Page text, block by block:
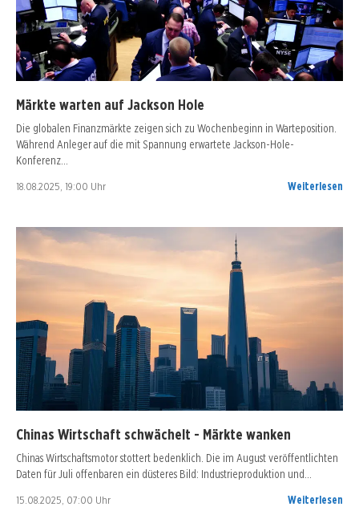
Märkte warten auf Jackson Hole
Die globalen Finanzmärkte zeigen sich zu Wochenbeginn in Warteposition.
Während Anleger auf die mit Spannung erwartete Jackson-Hole-
Konferenz…
18.08.2025, 19:00 Uhr Weiterlesen
Chinas Wirtschaft schwächelt - Märkte wanken
Chinas Wirtschaftsmotor stottert bedenklich. Die im August veröffentlichten
Daten für Juli offenbaren ein düsteres Bild: Industrieproduktion und…
15.08.2025, 07:00 Uhr Weiterlesen